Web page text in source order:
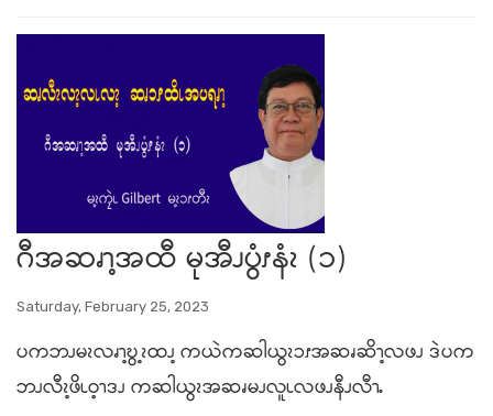
ဂီအဆၧၫ့အထီ မုအီၪပွံၭနံၩ (၁)
Saturday, February 25, 2023
ပကဘၪမၩလၧၫ့ဎွ့ၩထၪ့ ကယဲကဆါယွၩၥၭအဆၧဆိၫ့လဖၪ ဒဲပက
ဘၪလီၩ့ဖိၬဝ့ၫဒၪ ကဆါယွၩအဆၧမၪလူၬလဖၪနီၪလီၫႉ